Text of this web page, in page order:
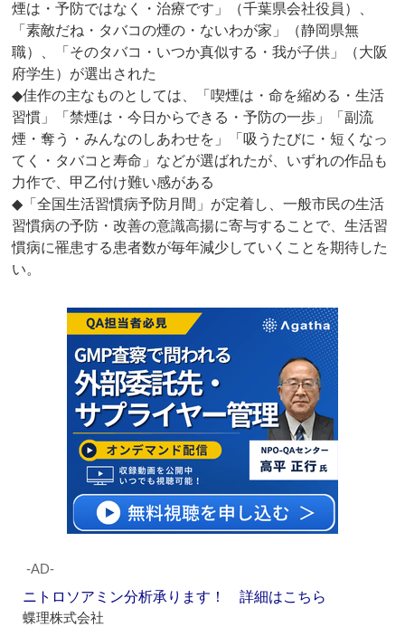
煙は・予防ではなく・治療です」（千葉県会社役員）、
「素敵だね・タバコの煙の・ないわが家」（静岡県無
職）、「そのタバコ・いつか真似する・我が子供」（大阪
府学生）が選出された
◆佳作の主なものとしては、「喫煙は・命を縮める・生活
習慣」「禁煙は・今日からできる・予防の一歩」「副流
煙・奪う・みんなのしあわせを」「吸うたびに・短くなっ
てく・タバコと寿命」などが選ばれたが、いずれの作品も
力作で、甲乙付け難い感がある
◆「全国生活習慣病予防月間」が定着し、一般市民の生活
習慣病の予防・改善の意識高揚に寄与することで、生活習
慣病に罹患する患者数が毎年減少していくことを期待した
い。
‐AD‐
ニトロソアミン分析承ります！ 詳細はこちら
蝶理株式会社